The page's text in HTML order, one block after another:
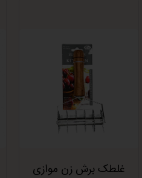
غلطک برش زن موازی